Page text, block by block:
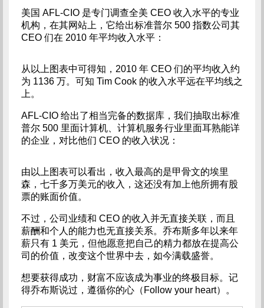
美国 AFL-CIO 是专门调查全美 CEO 收入水平的专业
机构，在其网站上，它给出标准普尔 500 指数公司其
CEO 们在 2010 年平均收入水平：
从以上图表中可得知，2010 年 CEO 们的平均收入约
为 1136 万。可知 Tim Cook 的收入水平远在平均线之
上。
AFL-CIO 给出了相当完备的数据库，我们抽取出标准
普尔 500 里面计算机、计算机服务行业里面耳熟能详
的企业，对比他们 CEO 的收入状况：
由以上图表可以看出，收入最高的是甲骨文的埃里
森，七千多万美元的收入，这还没有加上他所拥有股
票的账面价值。
不过，公司业绩和 CEO 的收入并无直接关联，而且
薪酬和个人的能力也无直接关系。乔布斯多年以来年
薪只有 1 美元，但他愿意把自己的精力都放在提高公
司的价值，改变这个世界中去，如今满载盛誉。
想要获得成功，财富不应该成为事业的终极目标。记
得乔布斯说过，遵循你的心（Follow your heart）。